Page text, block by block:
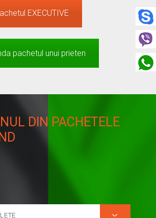
EXECUTIVE
pachetul unui prieten
DIN PACHETELE